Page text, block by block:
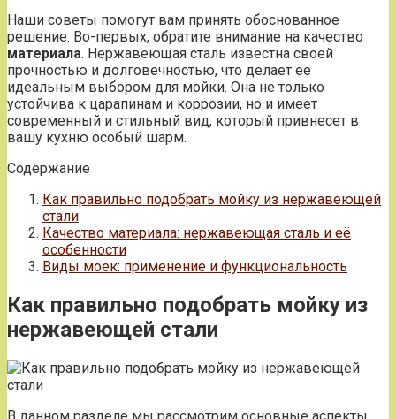
Наши советы помогут вам принять обоснованное
решение. Во-первых, обратите внимание на качество
материала. Нержавеющая сталь известна своей
прочностью и долговечностью, что делает ее
идеальным выбором для мойки. Она не только
устойчива к царапинам и коррозии, но и имеет
современный и стильный вид, который привнесет в
вашу кухню особый шарм.
Содержание
Как правильно подобрать мойку из нержавеющей
стали
Качество материала: нержавеющая сталь и её
особенности
Виды моек: применение и функциональность
Как правильно подобрать мойку из
нержавеющей стали
В данном разделе мы рассмотрим основные аспекты